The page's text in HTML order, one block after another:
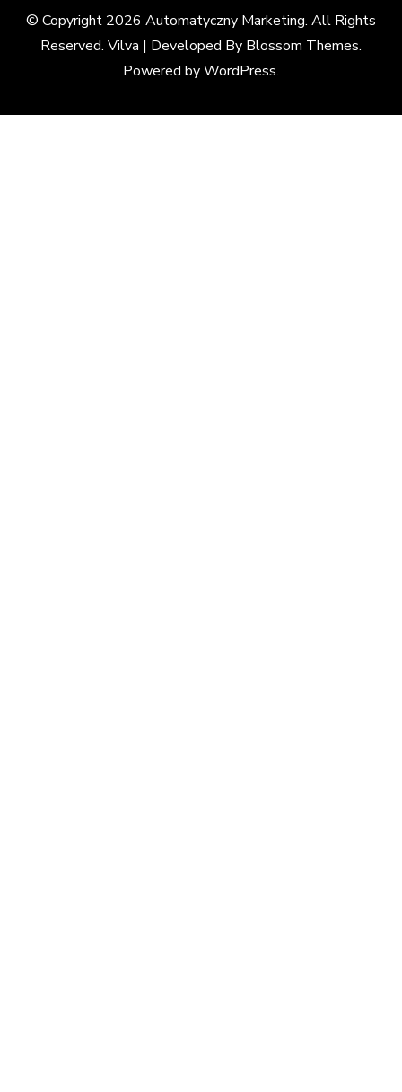
© Copyright 2026 Automatyczny Marketing. All Rights
Reserved. Vilva | Developed By Blossom Themes.
Powered byWordPress.